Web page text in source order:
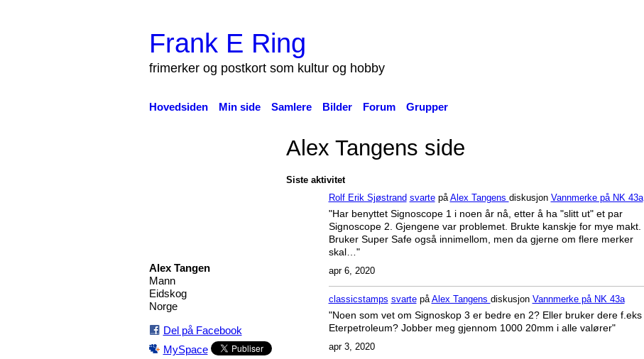
Frank E Ring
frimerker og postkort som kultur og hobby
Hovedsiden Min side Samlere Bilder Forum Grupper
Alex Tangen
Mann
Eidskog
Norge
Del på Facebook
MySpace
Alex Tangens side
Siste aktivitet
Rolf Erik Sjøstrand svartepåAlex Tangens diskusjon Vannmerke på NK 43a
"Har benyttet Signoscope 1 i noen år nå, etter å ha "slitt ut" et par
Signoscope 2. Gjengene var problemet. Brukte kanskje for mye makt.
Bruker Super Safe også innimellom, men da gjerne om flere merker
skal…"
apr 6, 2020
classicstamps svartepåAlex Tangens diskusjon Vannmerke på NK 43a
"Noen som vet om Signoskop 3 er bedre en 2? Eller bruker dere f.eks
Eterpetroleum? Jobber meg gjennom 1000 20mm i alle valører"
apr 3, 2020